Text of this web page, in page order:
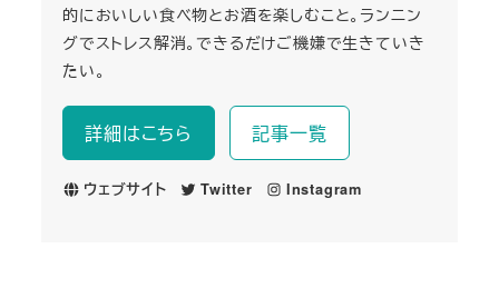
的においしい食べ物とお酒を楽しむこと。ランニン
グでストレス解消。できるだけご機嫌で生きていき
たい。
詳細はこちら 記事一覧
ウェブサイト Twitter Instagram